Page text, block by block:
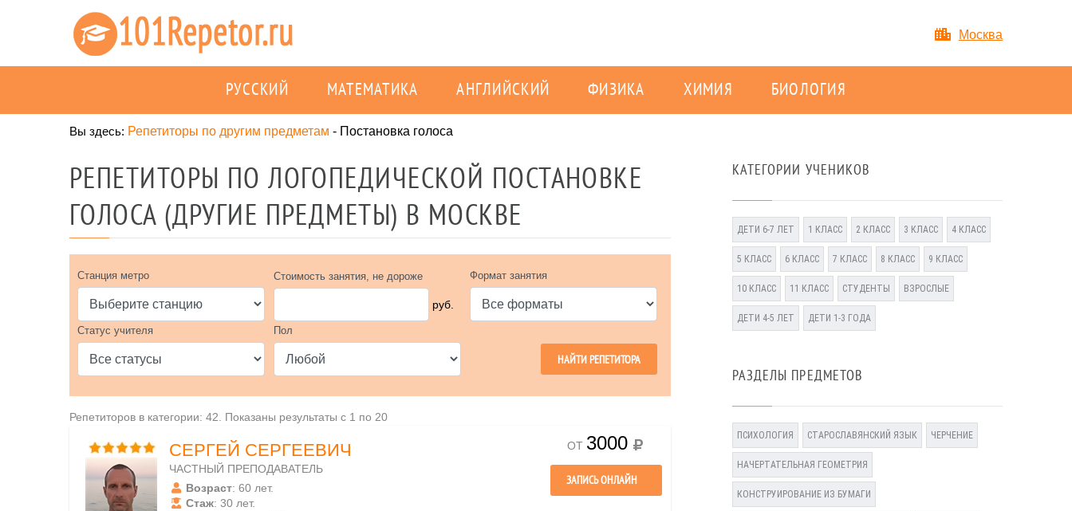
Москва
РУССКИЙ МАТЕМАТИКА АНГЛИЙСКИЙ ФИЗИКА ХИМИЯ БИОЛОГИЯ
Вы здесь: Репетиторы по другим предметам - Постановка голоса
РЕПЕТИТОРЫ ПО ЛОГОПЕДИЧЕСКОЙ ПОСТАНОВКЕ
ГОЛОСА (ДРУГИЕ ПРЕДМЕТЫ) В МОСКВЕ
Станция метро Стоимость занятия, не дороже
руб.
Формат занятия
Статус учителя Пол
Репетиторов в категории: 42. Показаны результаты с 1 по 20
СЕРГЕЙ СЕРГЕЕВИЧ
ЧАСТНЫЙ ПРЕПОДАВАТЕЛЬ
Возраст: 60 лет.
Стаж: 30 лет.
ОТ 3000
ЗАПИСЬ ОНЛАЙН
КАТЕГОРИИ УЧЕНИКОВ
ДЕТИ 6-7 ЛЕТ 1 КЛАСС 2 КЛАСС 3 КЛАСС 4 КЛАСС
5 КЛАСС 6 КЛАСС 7 КЛАСС 8 КЛАСС 9 КЛАСС
10 КЛАСС 11 КЛАСС СТУДЕНТЫ ВЗРОСЛЫЕ
ДЕТИ 4-5 ЛЕТ ДЕТИ 1-3 ГОДА
РАЗДЕЛЫ ПРЕДМЕТОВ
ПСИХОЛОГИЯ СТАРОСЛАВЯНСКИЙ ЯЗЫК ЧЕРЧЕНИЕ
НАЧЕРТАТЕЛЬНАЯ ГЕОМЕТРИЯ
КОНСТРУИРОВАНИЕ ИЗ БУМАГИ